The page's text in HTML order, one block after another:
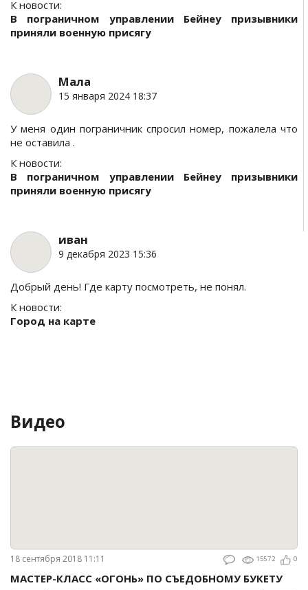
К новости:
В пограничном управлении Бейнеу призывники
приняли военную присягу
Мала
15 января 2024 18:37
У меня один пограничник спросил номер, пожалела что
не оставила .
К новости:
В пограничном управлении Бейнеу призывники
приняли военную присягу
иван
9 декабря 2023 15:36
Добрый день! Где карту посмотреть, не понял.
К новости:
Город на карте
Видео
18 сентября 2018 11:11 15572 0
МАСТЕР-КЛАСС «ОГОНЬ» ПО СЪЕДОБНОМУ БУКЕТУ